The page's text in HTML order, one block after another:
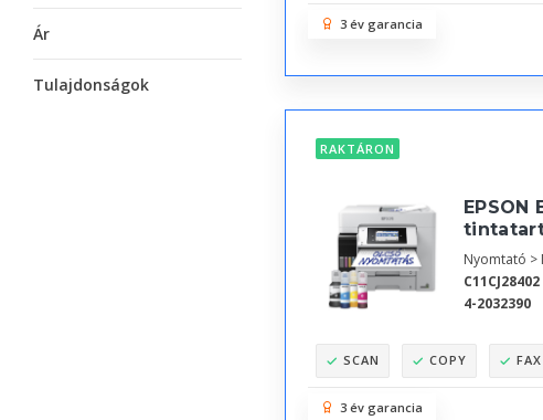
Ár
Tulajdonságok
3 év garancia
RAKTÁRON
Nyomtató >
C11CJ28402
4-2032390
SCAN COPY FAX
3 év garancia